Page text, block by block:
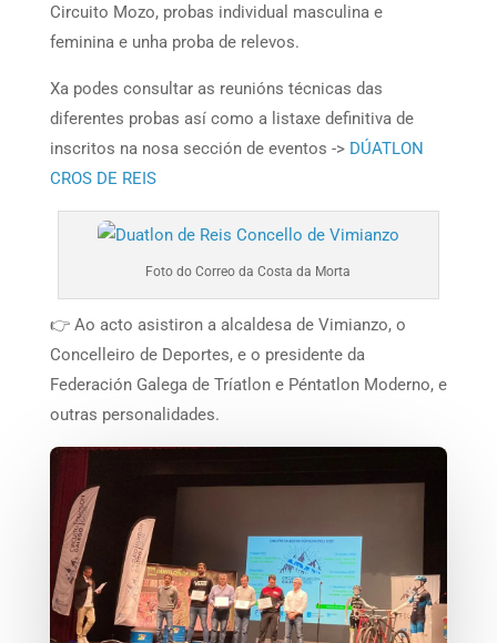
Circuito Mozo, probas individual masculina e
feminina e unha proba de relevos.
Xa podes consultar as reunións técnicas das
diferentes probas así como a listaxe definitiva de
inscritos na nosa sección de eventos -> DÚATLON
CROS DE REIS
Foto do Correo da Costa da Morta
👉 Ao acto asistiron a alcaldesa de Vimianzo, o
Concelleiro de Deportes, e o presidente da
Federación Galega de Tríatlon e Péntatlon Moderno, e
outras personalidades.